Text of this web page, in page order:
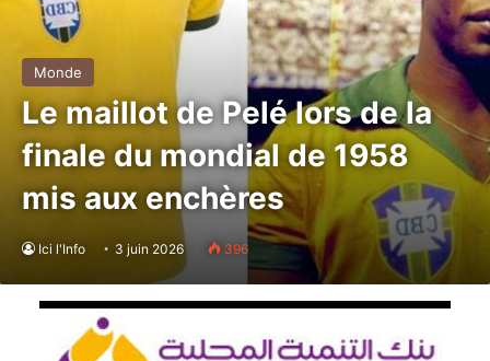
Monde
Le maillot de Pelé lors de la
finale du mondial de 1958
mis aux enchères
Ici l'Info 3 juin 2026 396